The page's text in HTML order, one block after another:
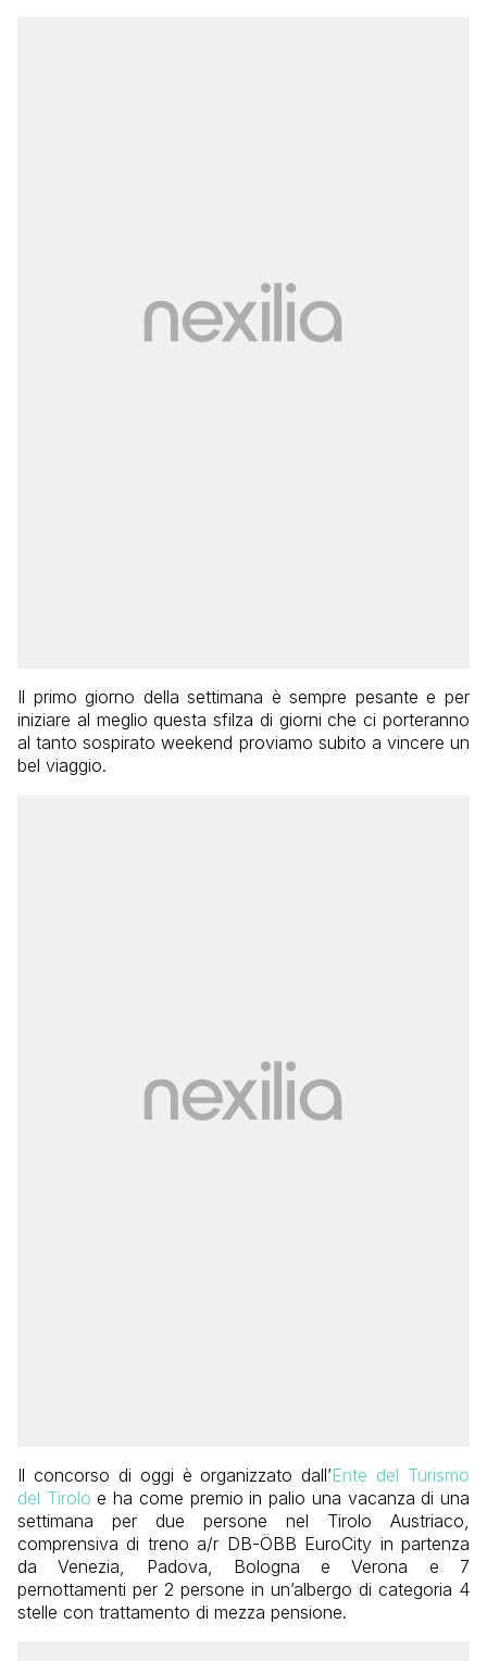
Il primo giorno della settimana è sempre pesante e per
iniziare al meglio questa sfilza di giorni che ci porteranno
al tanto sospirato weekend proviamo subito a vincere un
bel viaggio.
Il concorso di oggi è organizzato dall’Ente del Turismo
del Tirolo e ha come premio in palio una vacanza di una
settimana per due persone nel Tirolo Austriaco,
comprensiva di treno a/r DB-ÖBB EuroCity in partenza
da Venezia, Padova, Bologna e Verona e 7
pernottamenti per 2 persone in un’albergo di categoria 4
stelle con trattamento di mezza pensione.